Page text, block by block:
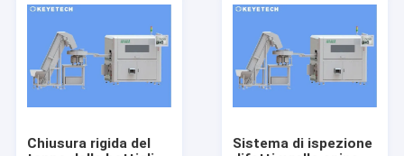
Chiusura rigida del
Sistema di ispezione